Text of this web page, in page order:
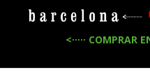
<····· COMPRAR